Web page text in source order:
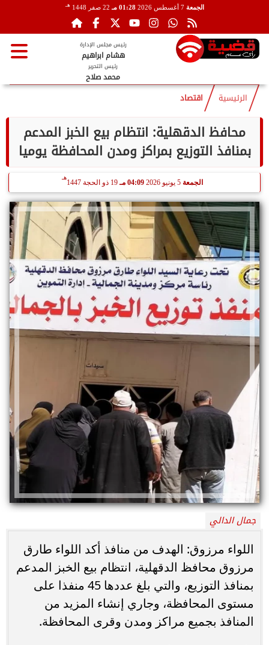
الجمعة 7 أغسطس 2026 01:28 مـ 22 صفر 1448 هـ
رئيس مجلس الإدارة
هشام ابراهيم
رئيس التحرير
محمد صلاح
الرئيسية اقتصاد
محافظ الدقهلية: انتظام بيع الخبز المدعم
بمنافذ التوزيع بمراكز ومدن المحافظة يوميا
الجمعة 5 يونيو 2026 04:09 مـ 19 ذو الحجة 1447
هـ
جمال الدالي
اللواء مرزوق: الهدف من منافذ أكد اللواء طارق
مرزوق محافظ الدقهلية، انتظام بيع الخبز المدعم
بمنافذ التوزيع، والتي بلغ عددها 45 منفذا على
مستوى المحافظة، وجاري إنشاء المزيد من
المنافذ بجميع مراكز ومدن وقرى المحافظة.